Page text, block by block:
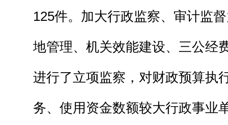
125件。加大行政监察、审计监
地管理、机关效能建设、三公经
进行了立项监察，对财政预算执
务、使用资金数额较大行政事业